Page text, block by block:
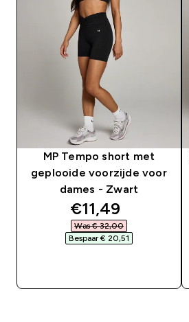
MP Tempo short met
geplooide voorzijde voor
dames - Zwart
discounted price
€11,49‎
Was € 32,00‎
Bespaar € 20,51‎